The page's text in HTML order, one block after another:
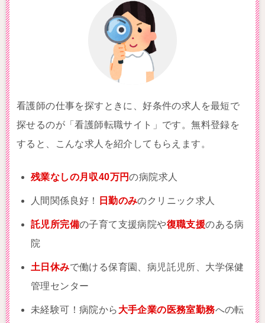
看護師の仕事を探すときに、好条件の求人を最短で
探せるのが「看護師転職サイト」です。無料登録を
すると、こんな求人を紹介してもらえます。
残業なしの月収40万円の病院求人
人間関係良好！ 日勤のみのクリニック求人
託児所完備の子育て支援病院や復職支援のある病
院
土日休みで働ける保育園、病児託児所、大学保健
管理センター
未経験可！病院から 大手企業の医務室勤務への転